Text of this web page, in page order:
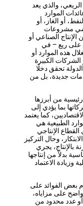
والذي يعد
أو
الصناعي أو
– في
الموارد أو
الكبيرة
دخلًا
بل من
أبرزها
يؤدي إلى
كما يعتمد
هي
وحال التركيز
يجري
من إنتاجها
الاعتماد
على
مزاياه،
محدود من